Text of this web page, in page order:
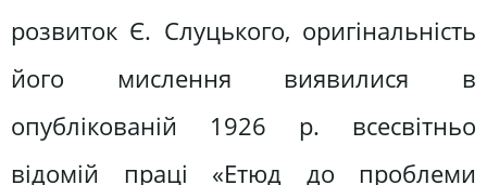
розвиток Є. Слуцького, оригінальність
його мислення виявилися в
опублікованій 1926 р. всесвітньо
відомій праці «Етюд до проблеми